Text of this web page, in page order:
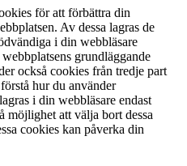
för att förbättra din
Av dessa lagras de
i din webbläsare
grundläggande
också cookies från tredje part
hur du använder
i din webbläsare endast
möjlighet att välja bort dessa
cookies kan påverka din